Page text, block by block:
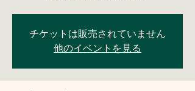
チケットは販売されていません
他のイベントを見る